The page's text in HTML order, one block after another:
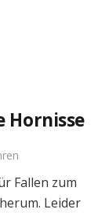
Hornisse
Fallen zum
Leider